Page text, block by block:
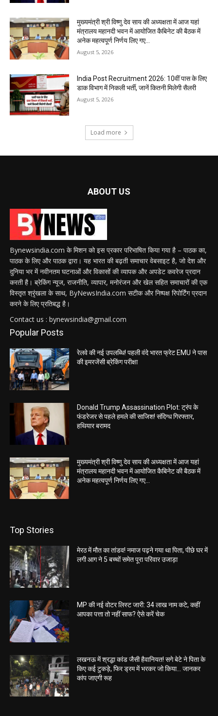
मुख्यमंत्री श्री विष्णु देव साय की अध्यक्षता में आज यहां
मंत्रालय महानदी भवन में आयोजित कैबिनेट की बैठक में
अनेक महत्वपूर्ण निर्णय लिए गए...
August 5, 2026
India Post Recruitment 2026: 10वीं पास के लिए
डाक विभाग में निकली भर्ती, जानें कितनी मिलेगी सैलरी
August 5, 2026
Load more
ABOUT US
Bynewsindia.com के मिशन को इस प्रकार परिभाषित किया गया है – पाठक का,
पाठक के लिए और पाठक द्वारा। यह भारत की बढ़ती समाचार वेबसाइट है, जो देश और
दुनिया भर में नवीनतम घटनाओं और विकासों की व्यापक और अपडेट कवरेज प्रदान
करती है। ब्रेकिंग न्यूज, राजनीति, व्यापार, मनोरंजन और खेल सहित समाचारों की एक
विस्तृत श्रृंखला के साथ, ByNewsIndia.com सटीक और निष्पक्ष रिपोर्टिंग प्रदान
करने के लिए प्रतिबद्ध है।
Contact us : bynewsindia@gmail.com
Popular Posts
रेलवे की नई उपलब्धि! पहली वंदे भारत फ्रेट EMU ने पास
की इमरजेंसी ब्रेकिंग परीक्षा
Donald Trump Assassination Plot: ट्रंप के
फंडरेजर से पहले हमले की साजिश! संदिग्ध गिरफ्तार,
हथियार बरामद
मुख्यमंत्री श्री विष्णु देव साय की अध्यक्षता में आज यहां
मंत्रालय महानदी भवन में आयोजित कैबिनेट की बैठक में
अनेक महत्वपूर्ण निर्णय लिए गए...
Top Stories
मेरठ में मौत का तांडव! नमाज पढ़ने गया था पिता, पीछे घर में
लगी आग ने 5 बच्चों समेत पूरा परिवार उजाड़ा
MP की नई वोटर लिस्ट जारी: 34 लाख नाम कटे, कहीं
आपका पत्ता तो नहीं साफ? ऐसे करें चेक
लखनऊ में श्रद्धा कांड जैसी हैवानियत! सगे बेटे ने पिता के
किए कई टुकड़े, फिर ड्रम में भरकर जो किया… जानकर
कांप जाएगी रूह